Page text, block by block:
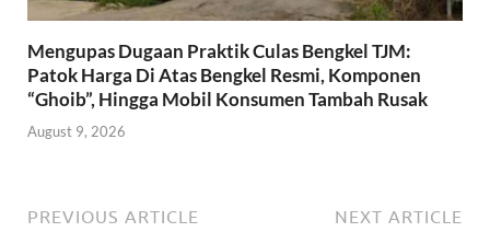
Mengupas Dugaan Praktik Culas Bengkel TJM:
Patok Harga Di Atas Bengkel Resmi, Komponen
“Ghoib”, Hingga Mobil Konsumen Tambah Rusak
August 9, 2026
PREVIOUS ARTICLE NEXT ARTICLE